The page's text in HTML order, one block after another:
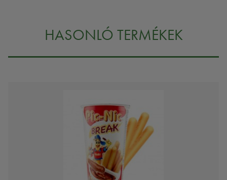
HASONLÓ TERMÉKEK